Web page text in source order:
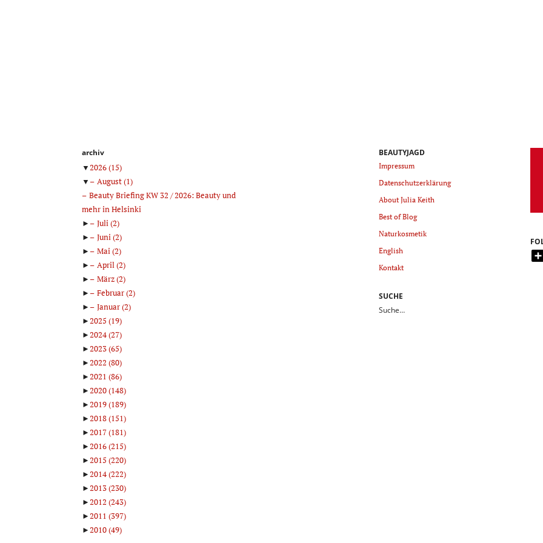
archiv
▼2026(15)
▼
August(1)
Beauty Briefing KW 32 / 2026: Beauty und
mehr in Helsinki
►
Juli(2)
►
Juni(2)
►
Mai(2)
►
April(2)
►
März(2)
►
Februar(2)
►
Januar(2)
►2025 (19)
►2024(27)
►2023(65)
►2022 (80)
►2021 (86)
►2020(148)
►2019(189)
►2018(151)
►2017(181)
►2016(215)
►2015 (220)
►2014(222)
►2013(230)
►2012 (243)
►2011 (397)
►2010(49)
BEAUTYJAGD
Impressum
Datenschutzerklärung
About Julia Keith
Best of Blog
Naturkosmetik
English
Kontakt
SUCHE